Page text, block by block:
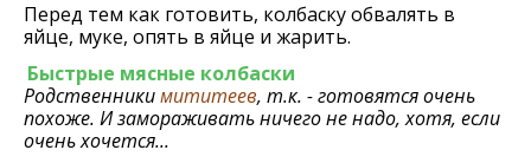
Перед тем как готовить, колбаску обвалять в
яйце, муке, опять в яйце и жарить.
Быстрые мясные колбаски
Родственникимититеев, т.к. - готовятся очень
похоже. И замораживать ничего не надо, хотя, если
очень хочется...